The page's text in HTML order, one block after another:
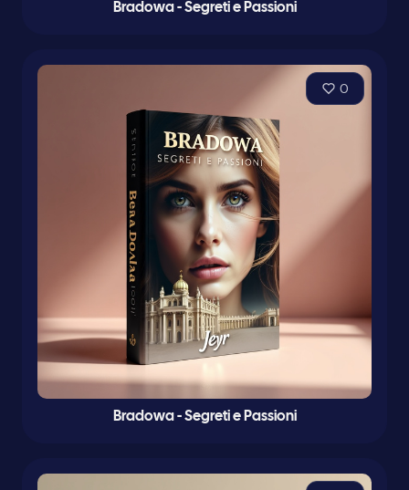
Bradowa - Segreti e Passioni
0
Bradowa - Segreti e Passioni